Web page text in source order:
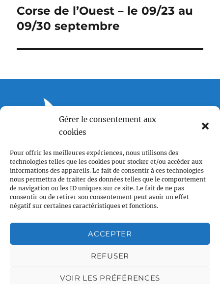
Gérer le consentement aux
cookies
Pour offrir les meilleures expériences, nous utilisons des
technologies telles que les cookies pour stocker et/ou accéder aux
informations des appareils. Le fait de consentir à ces technologies
nous permettra de traiter des données telles que le comportement
de navigation ou les ID uniques sur ce site. Le fait de ne pas
consentir ou de retirer son consentement peut avoir un effet
négatif sur certaines caractéristiques et fonctions.
ACCEPTER
REFUSER
VOIR LES PRÉFÉRENCES
Corse de l’Ouest – le 09/23 au
09/30 septembre
contact@vcl.fr
Associations partenaires